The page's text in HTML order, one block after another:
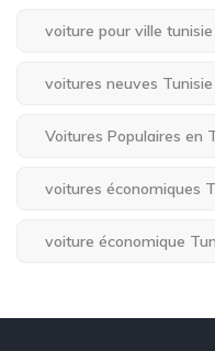
voiture pour ville tunisie
voitures neuves
Voitures Populaires en
voitures économiques
voiture économique